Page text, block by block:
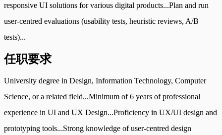
responsive UI solutions for various digital products...Plan and run
user-centred evaluations (usability tests, heuristic reviews, A/B
tests)...
任职要求
University degree in Design, Information Technology, Computer
Science, or a related field...Minimum of 6 years of professional
experience in UI and UX Design...Proficiency in UX/UI design and
prototyping tools...Strong knowledge of user-centred design